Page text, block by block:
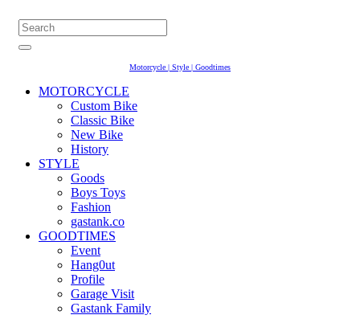
Motorcycle | Style | Goodtimes
MOTORCYCLE
Custom Bike
Classic Bike
New Bike
History
STYLE
Goods
Boys Toys
Fashion
gastank.co
GOODTIMES
Event
Hang0ut
Profile
Garage Visit
Gastank Family